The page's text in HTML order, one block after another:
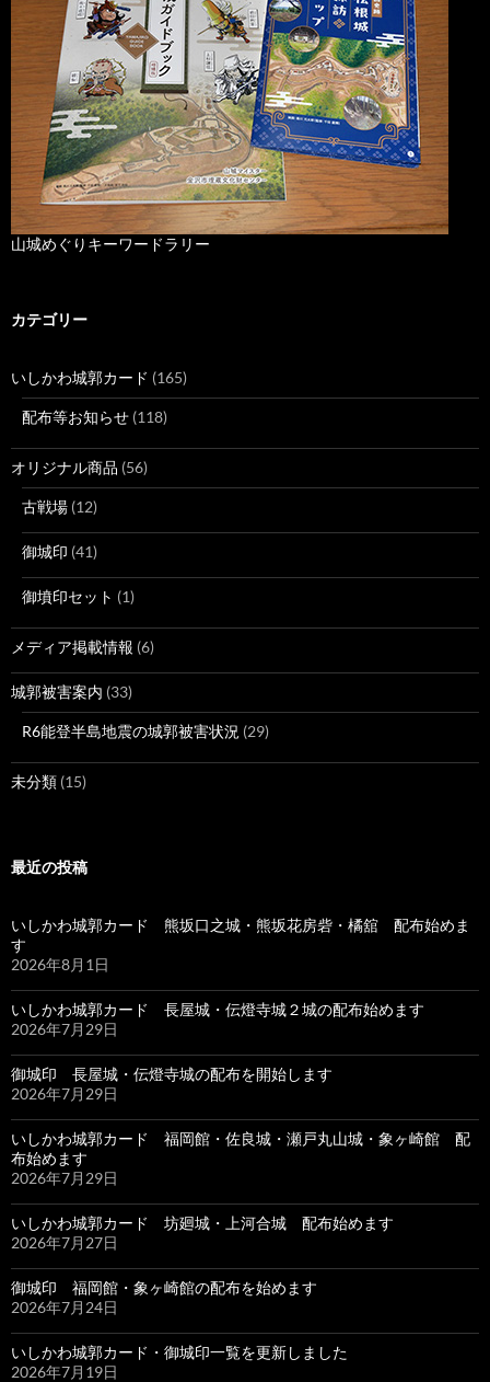
山城めぐりキーワードラリー
カテゴリー
いしかわ城郭カード (165)
配布等お知らせ (118)
オリジナル商品 (56)
古戦場 (12)
御城印 (41)
御墳印セット (1)
メディア掲載情報 (6)
城郭被害案内 (33)
R6能登半島地震の城郭被害状況 (29)
未分類 (15)
最近の投稿
いしかわ城郭カード 熊坂口之城・熊坂花房砦・橘舘 配布始めま
す
2026年8月1日
いしかわ城郭カード 長屋城・伝燈寺城２城の配布始めます
2026年7月29日
御城印 長屋城・伝燈寺城の配布を開始します
2026年7月29日
いしかわ城郭カード 福岡館・佐良城・瀬戸丸山城・象ヶ崎館 配
布始めます
2026年7月29日
いしかわ城郭カード 坊廻城・上河合城 配布始めます
2026年7月27日
御城印 福岡館・象ヶ崎館の配布を始めます
2026年7月24日
いしかわ城郭カード・御城印一覧を更新しました
2026年7月19日